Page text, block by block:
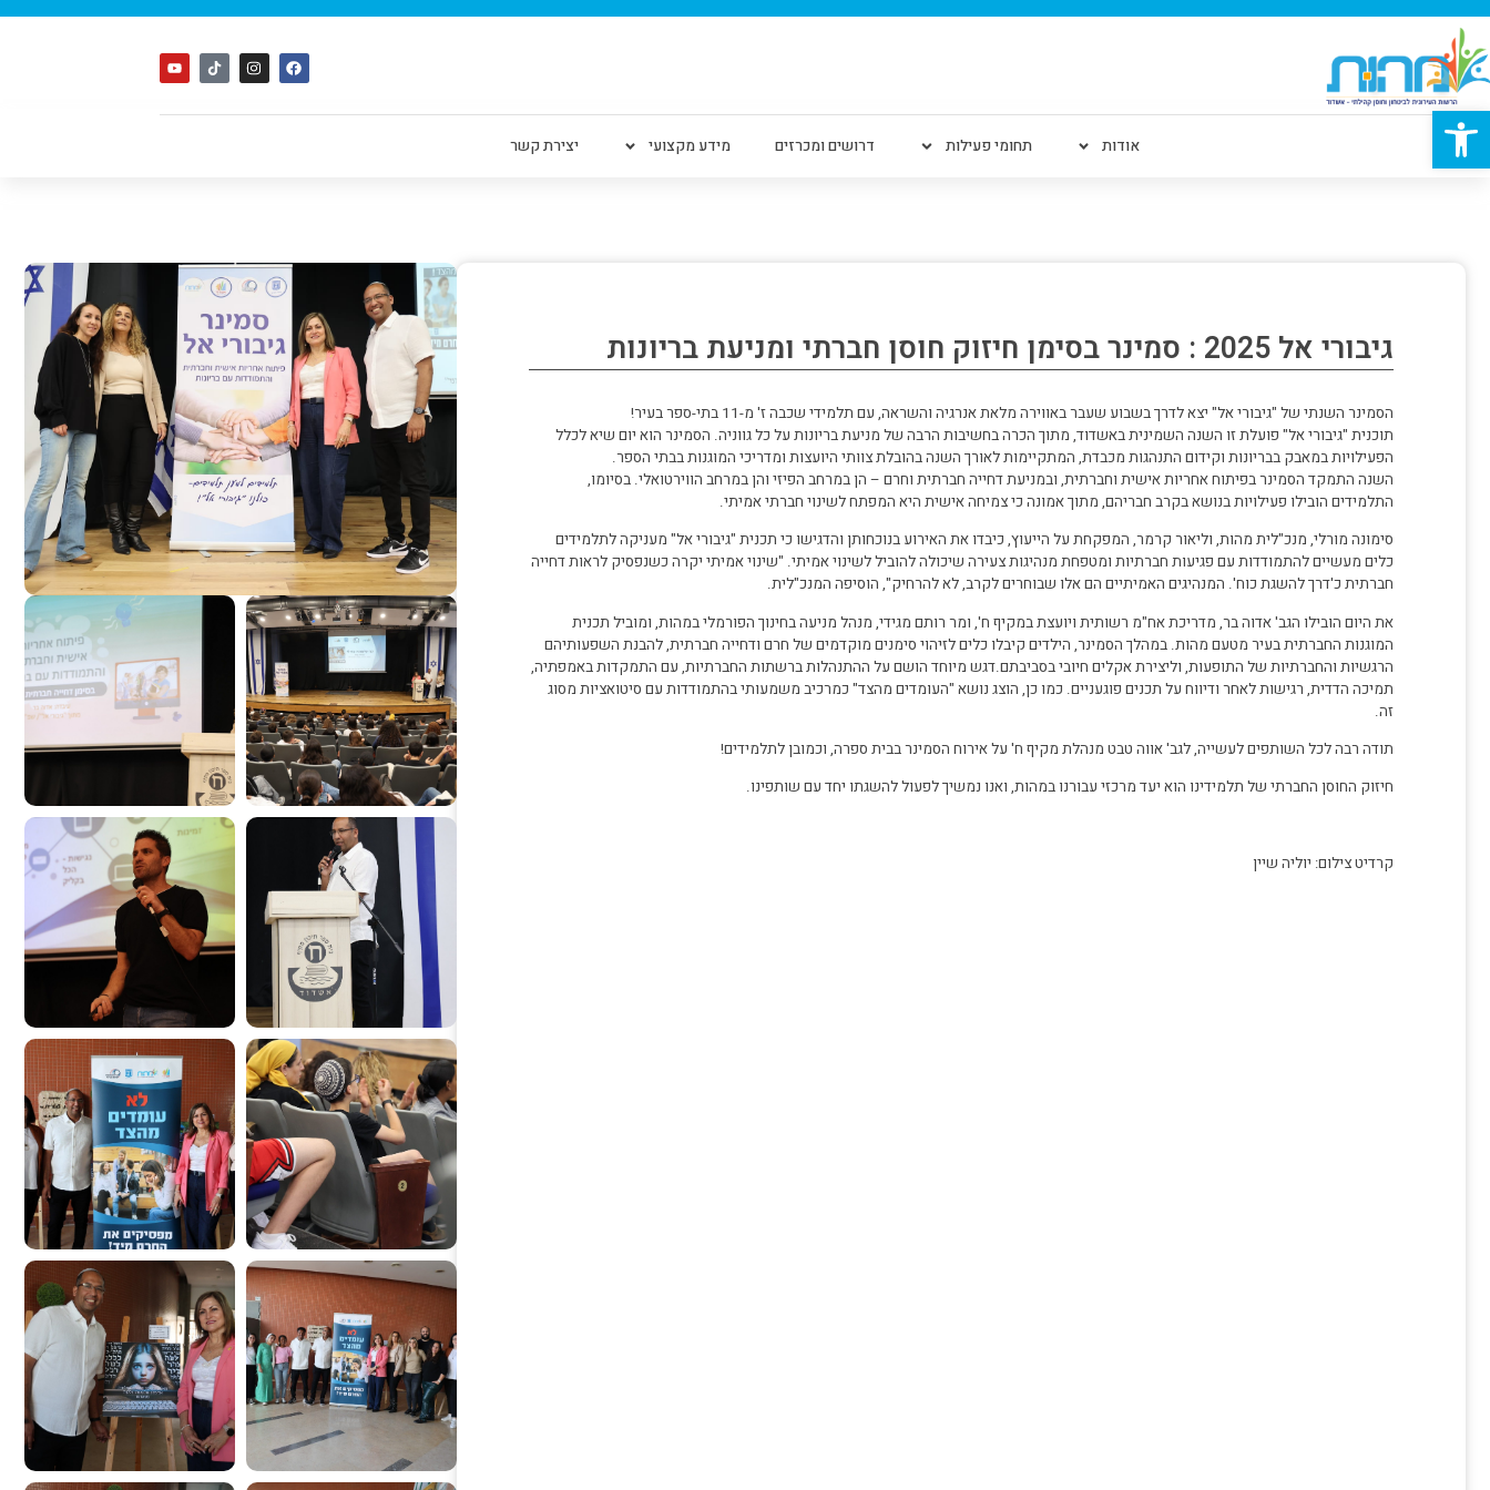
פתח סרגל נגישות
אודות תחומי פעילות דרושים ומכרזים מידע מקצועי יצירת קשר
גיבורי אל 2025 : סמינר בסימן חיזוק חוסן חברתי ומניעת בריונות
הסמינר השנתי של "גיבורי אל" יצא לדרך בשבוע שעבר באווירה מלאת אנרגיה והשראה, עם תלמידי שכבה ז' מ-11 בתי-ספר בעיר!
תוכנית "גיבורי אל" פועלת זו השנה השמינית באשדוד, מתוך הכרה בחשיבות הרבה של מניעת בריונות על כל גווניה. הסמינר הוא יום שיא לכלל
הפעילויות במאבק בבריונות וקידום התנהגות מכבדת, המתקיימות לאורך השנה בהובלת צוותי היועצות ומדריכי המוגנות בבתי הספר.
השנה התמקד הסמינר בפיתוח אחריות אישית וחברתית, ובמניעת דחייה חברתית וחרם – הן במרחב הפיזי והן במרחב הווירטואלי. בסיומו,
התלמידים הובילו פעילויות בנושא בקרב חבריהם, מתוך אמונה כי צמיחה אישית היא המפתח לשינוי חברתי אמיתי.
סימונה מורלי, מנכ"לית מהות, וליאור קרמר, המפקחת על הייעוץ, כיבדו את האירוע בנוכחותן והדגישו כי תכנית "גיבורי אל" מעניקה לתלמידים
כלים מעשיים להתמודדות עם פגיעות חברתיות ומטפחת מנהיגות צעירה שיכולה להוביל לשינוי אמיתי. "שינוי אמיתי יקרה כשנפסיק לראות דחייה
חברתית כ'דרך להשגת כוח'. המנהיגים האמיתיים הם אלו שבוחרים לקרב, לא להרחיק", הוסיפה המנכ"לית.
את היום הובילו הגב' אדוה בר, מדריכת אח"מ רשותית ויועצת במקיף ח', ומר רותם מגידי, מנהל מניעה בחינוך הפורמלי במהות, ומוביל תכנית
המוגנות החברתית בעיר מטעם מהות. במהלך הסמינר, הילדים קיבלו כלים לזיהוי סימנים מוקדמים של חרם ודחייה חברתית, להבנת השפעותיהם
הרגשיות והחברתיות של התופעות, וליצירת אקלים חיובי בסביבתם.דגש מיוחד הושם על ההתנהלות ברשתות החברתיות, עם התמקדות באמפתיה,
תמיכה הדדית, רגישות לאחר ודיווח על תכנים פוגעניים. כמו כן, הוצג נושא "העומדים מהצד" כמרכיב משמעותי בהתמודדות עם סיטואציות מסוג
זה.
תודה רבה לכל השותפים לעשייה, לגב' אווה טבט מנהלת מקיף ח' על אירוח הסמינר בבית ספרה, וכמובן לתלמידים!
חיזוק החוסן החברתי של תלמידינו הוא יעד מרכזי עבורנו במהות, ואנו נמשיך לפעול להשגתו יחד עם שותפינו.
קרדיט צילום: יוליה שיין